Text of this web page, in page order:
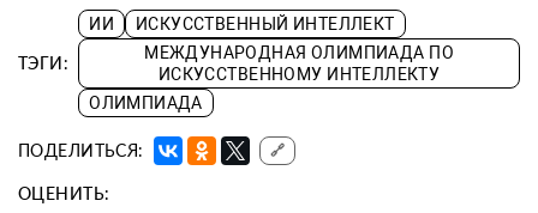
ТЭГИ:
ИИ
ИСКУССТВЕННЫЙ ИНТЕЛЛЕКТ
МЕЖДУНАРОДНАЯ ОЛИМПИАДА ПО
ИСКУССТВЕННОМУ ИНТЕЛЛЕКТУ
ОЛИМПИАДА
ПОДЕЛИТЬСЯ: 🔗
ОЦЕНИТЬ: